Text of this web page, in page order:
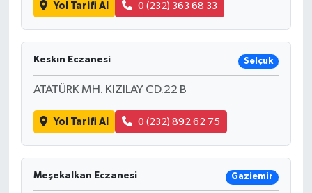
Yol Tarifi Al 0 (232) 363 68 33
Keskın Eczanesi Selçuk
ATATÜRK MH. KIZILAY CD.22 B
Yol Tarifi Al 0 (232) 892 62 75
Meşekalkan Eczanesi Gaziemir